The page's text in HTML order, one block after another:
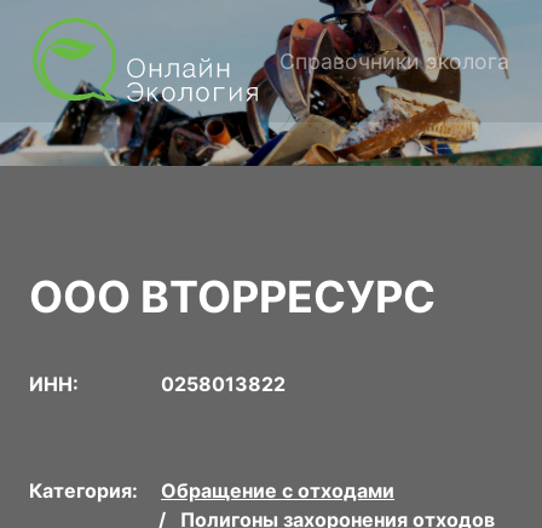
Справочники эколога
ООО ВТОРРЕСУРС
ИНН: 0258013822
Категория:
Обращение с отходами
Полигоны захоронения отходов